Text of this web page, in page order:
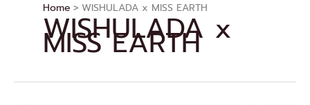
Home WISHULADA x MISS EARTH
WISHULADA x
MISS EARTH